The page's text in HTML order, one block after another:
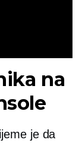
na
je da